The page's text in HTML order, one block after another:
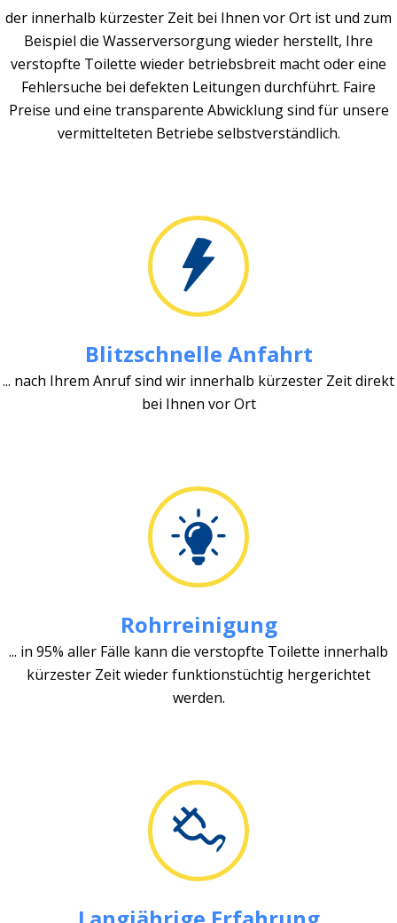
der innerhalb kürzester Zeit bei Ihnen vor Ort ist und zum
Beispiel die Wasserversorgung wieder herstellt, Ihre
verstopfte Toilette wieder betriebsbreit macht oder eine
Fehlersuche bei defekten Leitungen durchführt. Faire
Preise und eine transparente Abwicklung sind für unsere
vermittelteten Betriebe selbstverständlich.
Blitzschnelle Anfahrt
... nach Ihrem Anruf sind wir innerhalb kürzester Zeit direkt
bei Ihnen vor Ort
Rohrreinigung
... in 95% aller Fälle kann die verstopfte Toilette innerhalb
kürzester Zeit wieder funktionstüchtig hergerichtet
werden.